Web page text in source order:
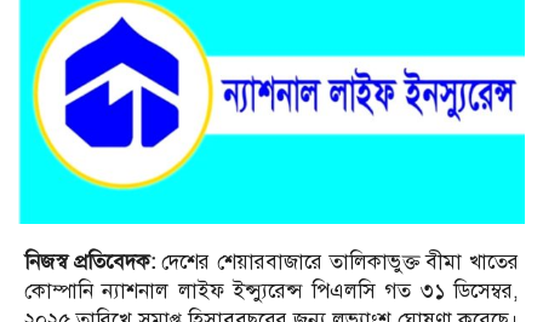
নিজস্ব প্রতিবেদক:দেশের শেয়ারবাজারে তালিকাভুক্ত বীমা খাতের
কোম্পানি ন্যাশনাল লাইফ ইন্স্যুরেন্স পিএলসি গত ৩১ ডিসেম্বর,